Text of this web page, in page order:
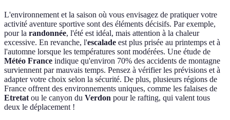
L'environnement et la saison où vous envisagez de pratiquer votre
activité aventure sportive sont des éléments décisifs. Par exemple,
pour la randonnée, l'été est idéal, mais attention à la chaleur
excessive. En revanche, l'escalade est plus prisée au printemps et à
l'automne lorsque les températures sont modérées. Une étude de
Météo France indique qu'environ 70% des accidents de montagne
surviennent par mauvais temps. Pensez à vérifier les prévisions et à
adapter votre choix selon la sécurité. De plus, plusieurs régions de
France offrent des environnements uniques, comme les falaises de
Etretat ou le canyon du Verdon pour le rafting, qui valent tous
deux le déplacement !